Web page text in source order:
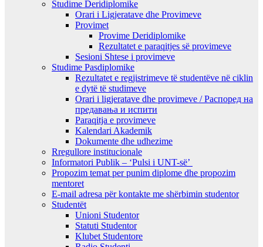
Studime Deridiplomike
Orari i Ligjeratave dhe Provimeve
Provimet
Provime Deridiplomike
Rezultatet e paraqitjes së provimeve
Sesioni Shtese i provimeve
Studime Pasdiplomike
Rezultatet e regjistrimeve të studentëve në ciklin
e dytë të studimeve
Orari i ligjeratave dhe provimeve / Распоред на
предавањa и испити
Paraqitja e provimeve
Kalendari Akademik
Dokumente dhe udhezime
Rregullore institucionale
Informatori Publik – ‘Pulsi i UNT-së’
Propozim temat per punim diplome dhe propozim
mentoret
E-mail adresa për kontakte me shërbimin studentor
Studentët
Unioni Studentor
Statuti Studentor
Klubet Studentore